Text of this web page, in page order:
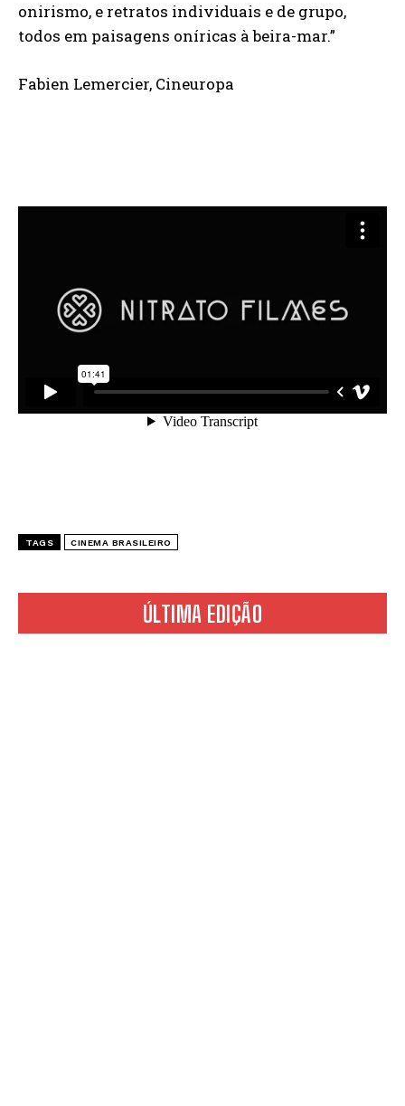
ÚLTIMA EDIÇÃO
onirismo, e retratos individuais e de grupo,
todos em paisagens oníricas à beira-mar.”
Fabien Lemercier, Cineuropa
TAGS CINEMA BRASILEIRO